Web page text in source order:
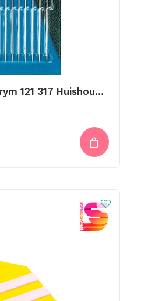
Borduurnaalden Prym 121 317 Huishoudnaalden